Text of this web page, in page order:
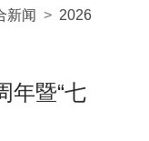
新闻 > 2026
年暨“七